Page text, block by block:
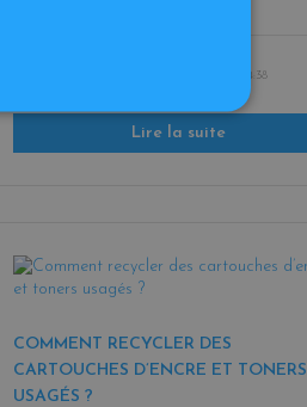
28/05/2020 11:04:38
Lire la suite
COMMENT RECYCLER DES
CARTOUCHES D’ENCRE ET TONERS
USAGÉS ?